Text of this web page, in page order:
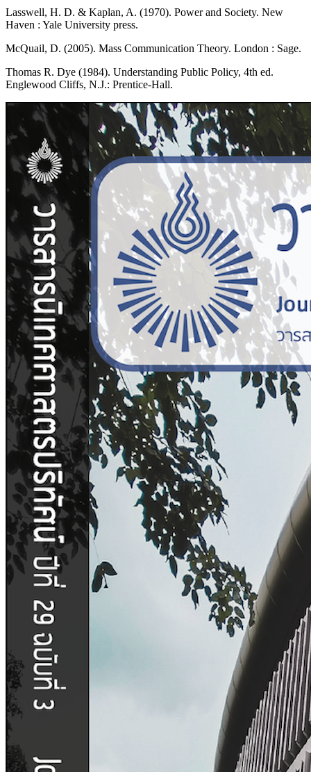
Lasswell, H. D. & Kaplan, A. (1970). Power and Society. New
Haven : Yale University press.
McQuail, D. (2005). Mass Communication Theory. London : Sage.
Thomas R. Dye (1984). Understanding Public Policy, 4th ed.
Englewood Cliffs, N.J.: Prentice-Hall.